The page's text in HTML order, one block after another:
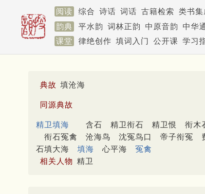
阅读 综合 诗话 词话 古籍检索 类书集
韵典
平水韵 词林正韵 中原音韵 中华
课堂
律绝创作 填词入门 公开课 学习
典故 填沧海
同源典故
精卫填海 含石 精卫衔石 精卫恨 衔木
衔石冤禽
沧海鸟 沈冤鸟口 帝子衔冤
石填大海
填海 心平海
冤禽
相关人物 精卫